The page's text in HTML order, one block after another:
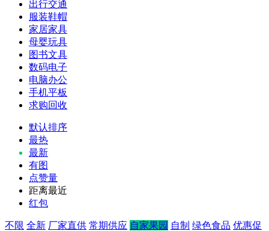
出行交通
服装鞋帽
家居家具
母婴玩具
图书文具
数码电子
电脑办公
手机平板
求购回收
默认排序
最热
最新
有图
点赞量
距离最近
红包
不限 全新 厂家直供 常期供应 自家果园 自制 绿色食品 优惠促